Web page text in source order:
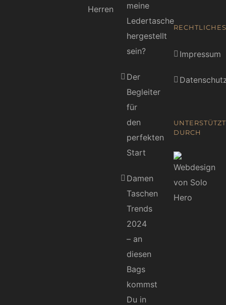
Herren
meine
Ledertasche
hergestellt
sein?
Der
Begleiter
für
den
perfekten
Start
Damen
Taschen
Trends
2024
– an
diesen
Bags
kommst
Du in
RECHTLICHES
Impressum
UNTERSTÜTZT
DURCH